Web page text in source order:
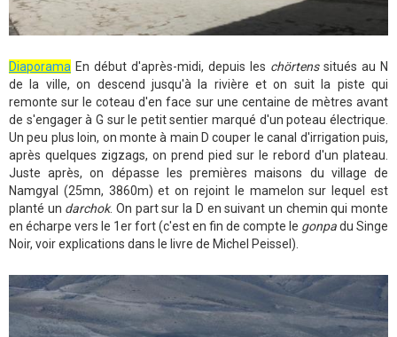
Diaporama En début d'après-midi, depuis les chörtenssitués au N
de la ville, on descend jusqu'à la rivière et on suit la piste qui
remonte sur le coteau d'en face sur une centaine de mètres avant
de s'engager à G sur le petit sentier marqué d'un poteau électrique.
Un peu plus loin, on monte à main D couper le canal d'irrigation puis,
après quelques zigzags, on prend pied sur le rebord d'un plateau.
Juste après, on dépasse les premières maisons du village de
Namgyal (25mn, 3860m) et on rejoint le mamelon sur lequel est
planté un darchok. On part sur la D en suivant un chemin qui monte
en écharpe vers le 1er fort (c'est en fin de compte le gonpadu Singe
Noir, voir explications dans le livre de Michel Peissel).